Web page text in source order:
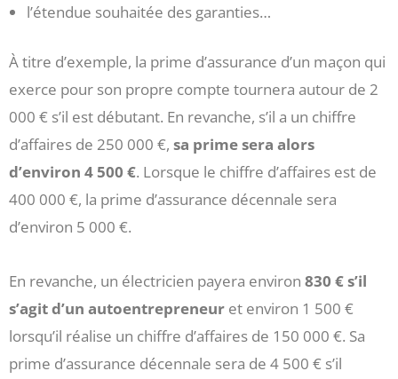
l’étendue souhaitée des garanties…
À titre d’exemple, la prime d’assurance d’un maçon qui
exerce pour son propre compte tournera autour de 2
000 € s’il est débutant. En revanche, s’il a un chiffre
d’affaires de 250 000 €, sa prime sera alors
d’environ 4 500 €. Lorsque le chiffre d’affaires est de
400 000 €, la prime d’assurance décennale sera
d’environ 5 000 €.
En revanche, un électricien payera environ 830 € s’il
s’agit d’un autoentrepreneur et environ 1 500 €
lorsqu’il réalise un chiffre d’affaires de 150 000 €. Sa
prime d’assurance décennale sera de 4 500 € s’il